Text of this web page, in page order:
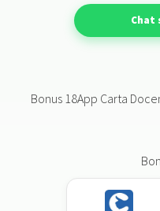
Chat
Bonus 18App Carta